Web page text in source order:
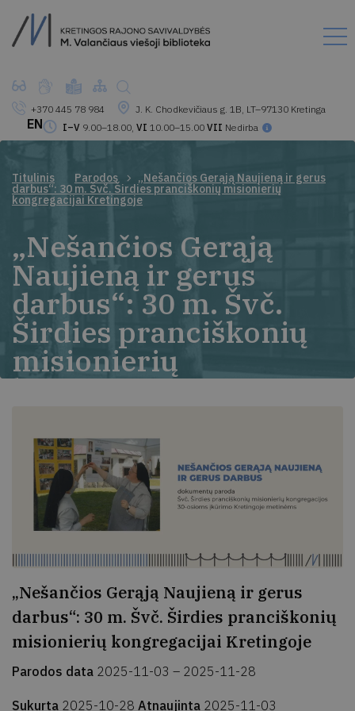
+370 445 78 984
J. K. Chodkevičiaus g. 1B, LT–97130 Kretinga
I–V 9.00–18.00, VI 10.00–15.00 VII Nedirba
EN
Titulinis Parodos „Nešančios Gerąją Naujieną ir gerus
darbus“: 30 m. Švč. Širdies pranciškonių misionierių
kongregacijai Kretingoje
„Nešančios Gerąją
Naujieną ir gerus
darbus“: 30 m. Švč.
Širdies pranciškonių
misionierių
kongregacijai
„Nešančios Gerąją Naujieną ir gerus
darbus“: 30 m. Švč. Širdies pranciškonių
misionierių kongregacijai Kretingoje
Parodos data 2025-11-03 – 2025-11-28
Sukurta 2025-10-28 Atnaujinta 2025-11-03